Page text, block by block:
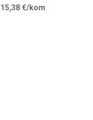
15,38 €/kom